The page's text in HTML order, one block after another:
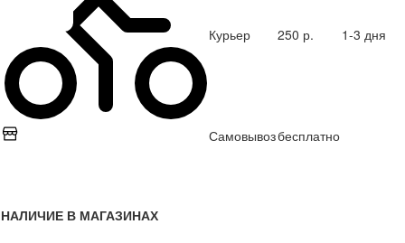
Курьер 250 р. 1-3 дня
Самовывозбесплатно
НАЛИЧИЕ В МАГАЗИНАХ